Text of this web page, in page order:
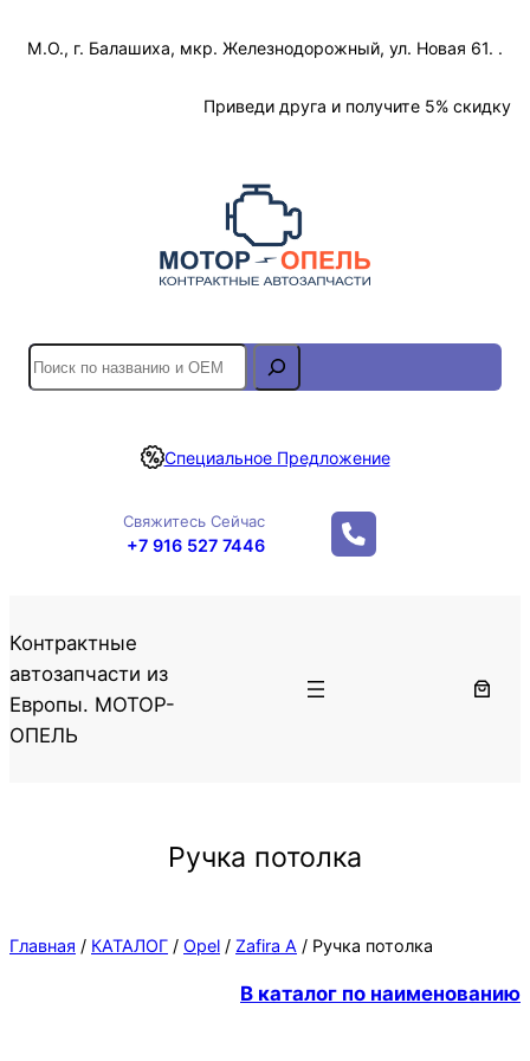
М.О., г. Балашиха, мкр. Железнодорожный, ул. Новая 61. .
Приведи друга и получите 5% скидку
S
e
r
Специальное Предложение
Свяжитесь Сейчас
+7 916 527 7446
Контрактные
автозапчасти из
Европы. МОТОР-
ОПЕЛЬ
Ручка потолка
Главная / КАТАЛОГ / Opel / Zafira A / Ручка потолка
В каталог по наименованию